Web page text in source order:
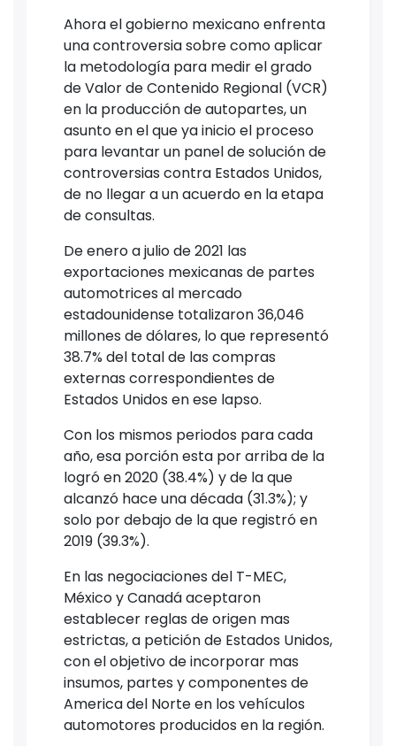
Ahora el gobierno mexicano enfrenta
una controversia sobre como aplicar
la metodología para medir el grado
de Valor de Contenido Regional (VCR)
en la producción de autopartes, un
asunto en el que ya inicio el proceso
para levantar un panel de solución de
controversias contra Estados Unidos,
de no llegar a un acuerdo en la etapa
de consultas.
De enero a julio de 2021 las
exportaciones mexicanas de partes
automotrices al mercado
estadounidense totalizaron 36,046
millones de dólares, lo que representó
38.7% del total de las compras
externas correspondientes de
Estados Unidos en ese lapso.
Con los mismos periodos para cada
año, esa porción esta por arriba de la
logró en 2020 (38.4%) y de la que
alcanzó hace una década (31.3%); y
solo por debajo de la que registró en
2019 (39.3%).
En las negociaciones del T-MEC,
México y Canadá aceptaron
establecer reglas de origen mas
estrictas, a petición de Estados Unidos,
con el objetivo de incorporar mas
insumos, partes y componentes de
America del Norte en los vehículos
automotores producidos en la región.